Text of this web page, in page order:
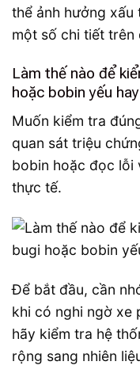
thể ảnh hưởng
một số chi tiết trên
Làm thế nào để
hoặc bobin yếu
Muốn kiểm tra
quan sát triệu
bobin hoặc đọc lỗi
thực tế.
Để bắt đầu, cần
khi có nghi ngờ xe
hãy kiểm tra hệ
rộng sang nhiên